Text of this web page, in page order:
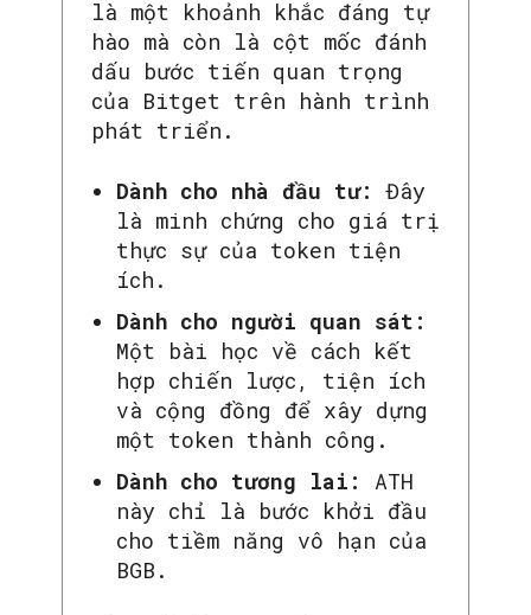
là một khoảnh khắc đáng tự
hào mà còn là cột mốc đánh
dấu bước tiến quan trọng
của Bitget trên hành trình
phát triển.
Dành cho nhà đầu tư: Đây
là minh chứng cho giá trị
thực sự của token tiện
ích.
Dành cho người quan sát:
Một bài học về cách kết
hợp chiến lược, tiện ích
và cộng đồng để xây dựng
một token thành công.
Dành cho tương lai:
ATH
này chỉ là bước khởi đầu
cho tiềm năng vô hạn của
BGB.